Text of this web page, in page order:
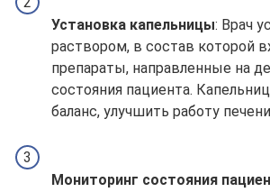
Установка капельницы: Врач
раствором, в состав которой
препараты, направленные на
состояния пациента.
баланс, улучшить работу
Мониторинг состояния